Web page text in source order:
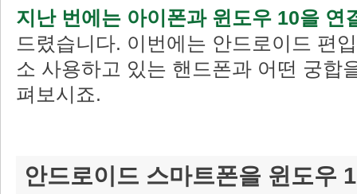
지난 번에는 아이폰과 윈도우 10을 연
드렸습니다. 이번에는 안드로이드 편
소 사용하고 있는 핸드폰과 어떤 궁합
펴보시죠.
안드로이드 스마트폰을 윈도우